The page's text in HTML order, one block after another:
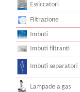
Essiccatori
Filtrazione
Imbuti
Imbuti filtranti
Imbuti separatori
Lampade a gas